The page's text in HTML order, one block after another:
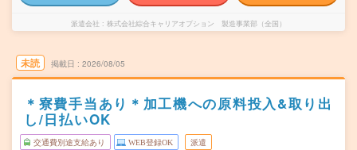
派遣会社 株式会社綜合キャリアオプション 製造事業部（全国）
未読 掲載日 2026/08/05
＊寮費手当あり＊加工機への原料投入&取り出
し/日払いOK
交通費別途支給あり WEB登録OK 派遣